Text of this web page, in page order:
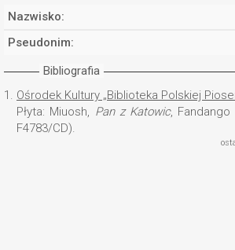
Nazwisko:
Pseudonim:
Bibliografia
1. Ośrodek Kultury „Biblioteka Polskiej
Płyta: Miuosh, Pan z Katowic,
F4783/CD).